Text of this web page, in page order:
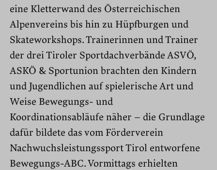
eine Kletterwand des Österreichischen
Alpenvereins bis hin zu Hüpfburgen und
Skateworkshops. Trainerinnen und Trainer
der drei Tiroler Sportdachverbände ASVÖ,
ASKÖ & Sportunion brachten den Kindern
und Jugendlichen auf spielerische Art und
Weise Bewegungs- und
Koordinationsabläufe näher – die Grundlage
dafür bildete das vom Förderverein
Nachwuchsleistungssport Tirol entworfene
Bewegungs-ABC. Vormittags erhielten